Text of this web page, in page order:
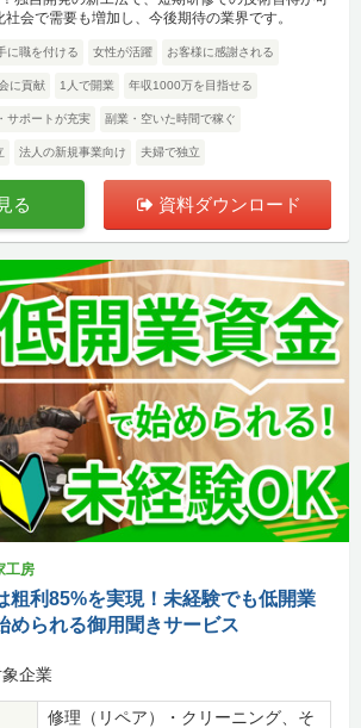
会で需要も増加し、今後期待の業界です。
に職を付ける 女性が活躍 お客様に感謝される
に貢献 1人で開業 年収1000万を目指せる
サポートが充実 副業・空いた時間で稼ぐ
法人の新規事業向け 夫婦で独立
る 資料ダウンロード
工房
粗利85%を実現！未経験でも低開業
められる御用聞きサービス
企業
修理（リペア）・クリーニング、そ